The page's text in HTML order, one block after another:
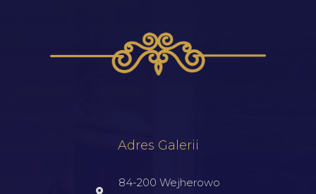
Adres Galerii
84-200 Wejherowo